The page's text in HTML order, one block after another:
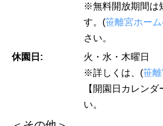
※無料開放期間は
す。(笹離宮ホー
さい。
休園日:
火・水・木曜日
※詳しくは、(笹
【開園日カレン
い。